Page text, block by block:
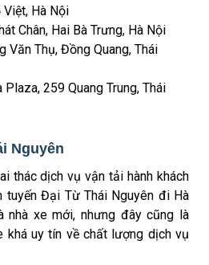
Hà Nội
Chân, Hai Bà Trưng, Hà Nội
Văn Thụ, Đồng Quang, Thái
259 Quang Trung, Thái
Nguyên
thác dịch vụ vận tải hành khách
tuyến Đại Từ Thái Nguyên đi Hà
nhà xe mới, nhưng đây cũng là
khá uy tín về chất lượng dịch vụ